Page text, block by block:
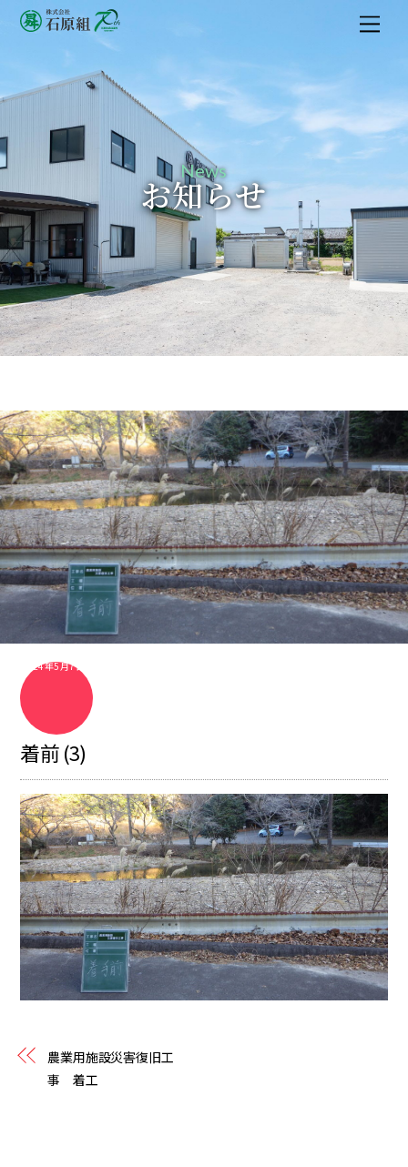
M
News
お知らせ
2024年5月7日
着前 (3)
農業用施設災害復旧工
事 着工